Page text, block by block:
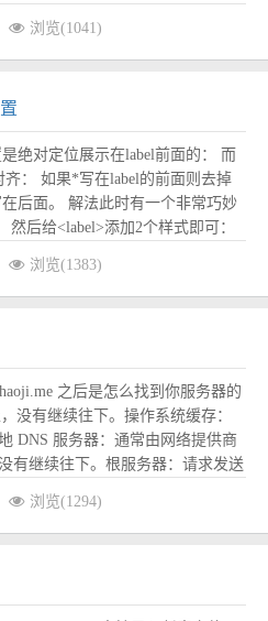
不能被发送），直接使用非常不方
阅读全文
浏览(1041)
绝对定位展示在label前面的： 而
： 如果*写在label的前面则去掉
后面。 解法此时有一个非常巧妙
然后给<label>添加2个样式即可：
伯语或希伯来语等从右到左书写方
浏览(1383)
之后是怎么找到你服务器的
没有继续往下。操作系统缓存：
DNS 服务器：通常由网络提供商
有继续往下。根服务器：请求发送
后缀重定向到指定域名的顶级域名
域名服务器、.me顶级域名服务器
浏览(1294)